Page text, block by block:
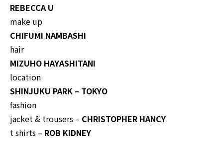
REBECCA U
make up
CHIFUMI NAMBASHI
hair
MIZUHO HAYASHITANI
location
SHINJUKU PARK – TOKYO
fashion
jacket & trousers – CHRISTOPHER HANCY
t shirts – ROB KIDNEY